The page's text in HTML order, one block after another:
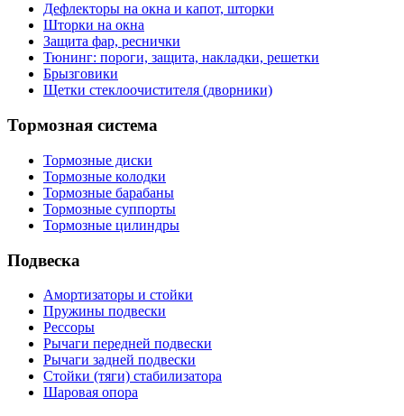
Дефлекторы на окна и капот, шторки
Шторки на окна
Защита фар, реснички
Тюнинг: пороги, защита, накладки, решетки
Брызговики
Щетки стеклоочистителя (дворники)
Тормозная система
Тормозные диски
Тормозные колодки
Тормозные барабаны
Тормозные суппорты
Тормозные цилиндры
Подвеска
Амортизаторы и стойки
Пружины подвески
Рессоры
Рычаги передней подвески
Рычаги задней подвески
Стойки (тяги) стабилизатора
Шаровая опора